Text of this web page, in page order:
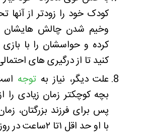
کودک خود را زودتر از آنها
وخیم شدن چالش هایشان
کرده و حواسشان را با
کنید تا از درگیری های
علت دیگر، نیاز به توجه
بچه کوچکتر زمان زیادی را
پس برای فرزند بزرگتان،
با او حد اقل ۱تا ۲ساعت در روز بازی کنید.